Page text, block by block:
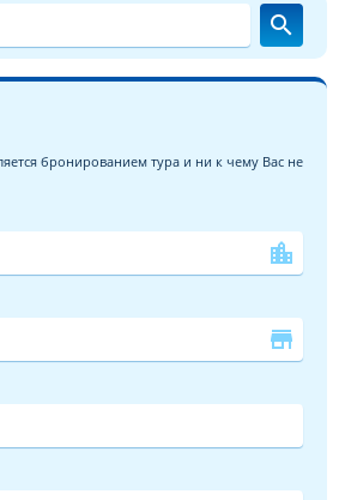
search
бронированием тура и ни к чему Вас не
location_city
store